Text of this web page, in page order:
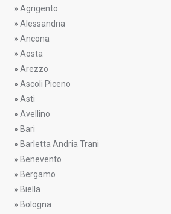
» Agrigento
» Alessandria
» Ancona
» Aosta
» Arezzo
» Ascoli Piceno
» Asti
» Avellino
» Bari
» Barletta Andria Trani
» Benevento
» Bergamo
» Biella
» Bologna